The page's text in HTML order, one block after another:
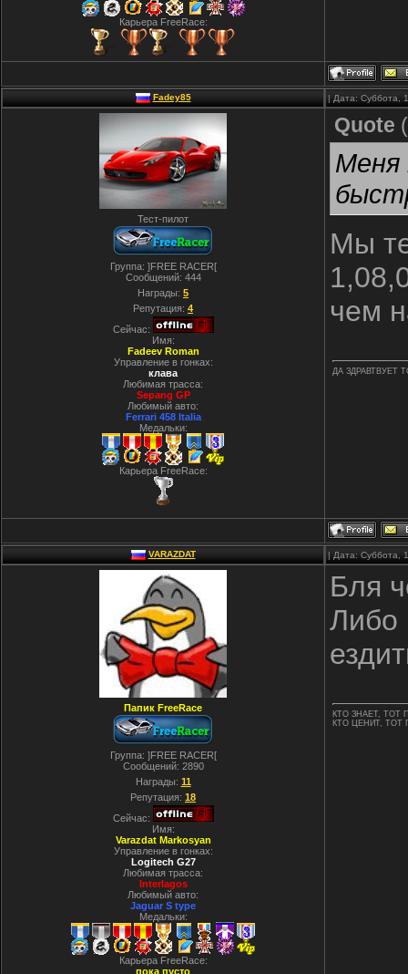
Карьера FreeRace:
Fadey85 | Дата: Суббота,
Тест-пилот
Группа: ]FREE RACER[
Сообщений: 444
Награды: 5
Репутация: 4
Сейчас:
Имя:
Fadeev Roman
Управление в гонках:
клава
Любимая трасса:
Sepang GP
Любимый авто:
Ferrari 458 Italia
Медальки:
Карьера FreeRace:
Quote (
Меня
Мы
чем
ДА ЗДРАВТВУЕТ
VARAZDAT | Дата: Суббота,
Папик FreeRace
Группа: ]FREE RACER[
Сообщений: 2890
Награды: 11
Репутация: 18
Сейчас:
Имя:
Varazdat Markosyan
Управление в гонках:
Logitech G27
Любимая трасса:
Interlagos
Любимый авто:
Jaguar S type
Медальки:
Карьера FreeRace:
пока пусто
Бля
Либо
КТО ЗНАЕТ, ТОТ
КТО ЦЕНИТ, ТОТ